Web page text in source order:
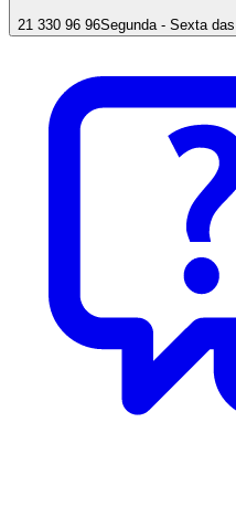
21 330 96 96Segunda - Sexta